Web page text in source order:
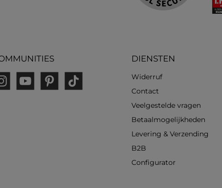
DIENSTEN
Widerruf
Contact
Veelgestelde vragen
Betaalmogelijkheden
Levering & Verzending
B2B
Configurator
YouTube PinterestTikTok